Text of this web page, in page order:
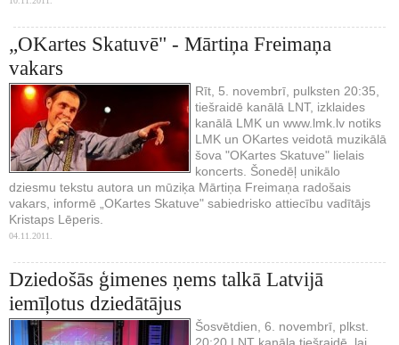
„OKartes Skatuvē" - Mārtiņa Freimaņa
vakars
Rīt, 5. novembrī, pulksten 20:35,
tiešraidē kanālā LNT, izklaides
kanālā LMK un www.lmk.lv notiks
LMK un OKartes veidotā muzikālā
šova "OKartes Skatuve" lielais
koncerts. Šonedēļ unikālo
dziesmu tekstu autora un mūziķa Mārtiņa Freimaņa radošais
vakars, informē „OKartes Skatuve" sabiedrisko attiecību vadītājs
Kristaps Lēperis.
04.11.2011.
Dziedošās ģimenes ņems talkā Latvijā
iemīļotus dziedātājus
Šosvētdien, 6. novembrī, plkst.
20:20 LNT kanāla tiešraidē, lai